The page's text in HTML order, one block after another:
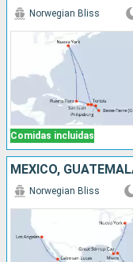
Comidas incluidas
Norwegian Bliss
Norwegian Bliss